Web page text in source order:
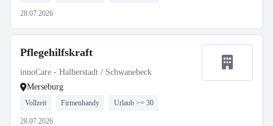
28.07.2026
Pflegehilfskraft
innoCare - Halberstadt / Schwanebeck
Merseburg
Vollzeit Firmenhandy Urlaub >= 30
28.07.2026